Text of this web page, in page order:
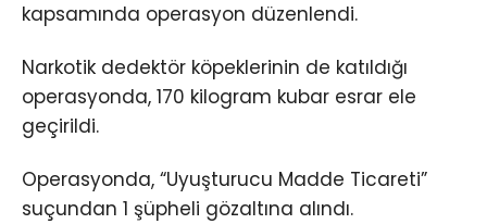
kapsamında operasyon düzenlendi.
Narkotik dedektör köpeklerinin de katıldığı
operasyonda, 170 kilogram kubar esrar ele
geçirildi.
Operasyonda, “Uyuşturucu Madde Ticareti”
suçundan 1 şüpheli gözaltına alındı.